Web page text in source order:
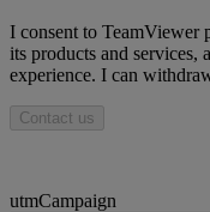
I consent to TeamViewer
its products and services,
experience. I can
Contact us
utmCampaign